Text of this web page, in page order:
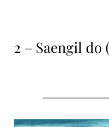
2 – Saengil do